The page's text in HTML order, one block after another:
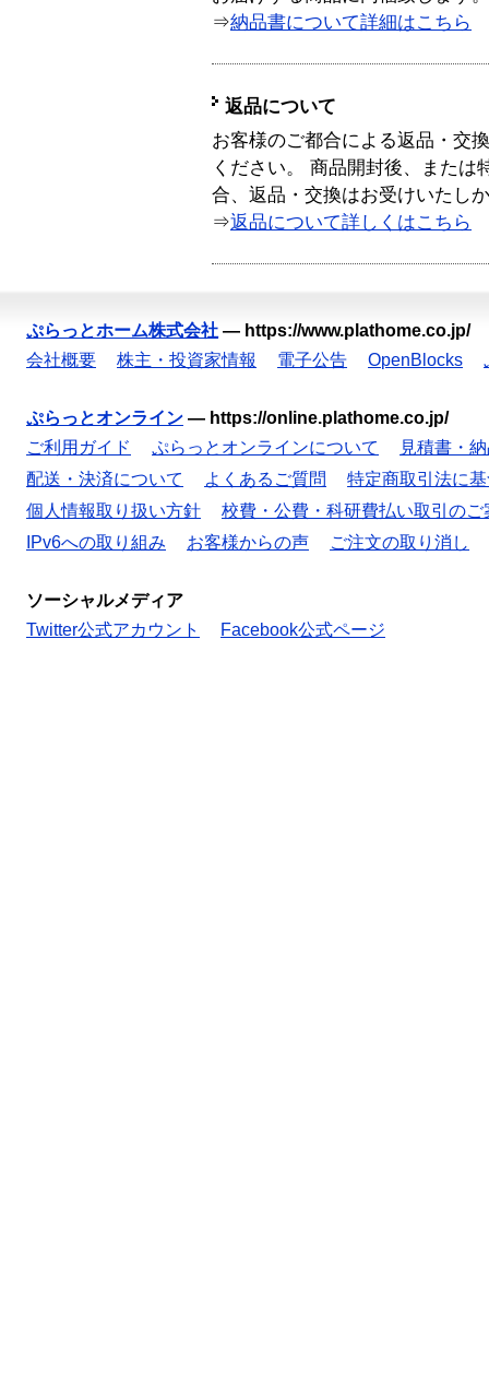
⇒納品書について詳細はこちら
返品について
お客様のご都合による返品・交
ください。 商品開封後、または
合、返品・交換はお受けいたし
⇒返品について詳しくはこちら
ぷらっとホーム株式会社 — https://www.plathome.co.jp/
会社概要
株主・投資家情報 電子公告 OpenBlocks
ぷらっとオンライン — https://online.plathome.co.jp/
ご利用ガイド
ぷらっとオンラインについて
見積書・
配送・決済について
よくあるご質問
特定商取引法に
個人情報取り扱い方針
校費・公費・科研費払い取引のご
IPv6への取り組み
お客様からの声 ご注文の取り消し
ソーシャルメディア
Twitter公式アカウント
Facebook公式ページ